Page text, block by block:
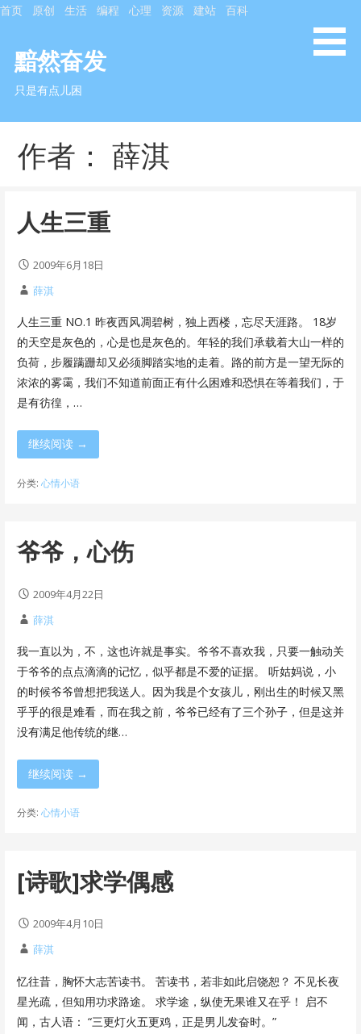
S
首页 原创 生活 编程 心理 资源 建站 百科
黯然奋发
只是有点儿困
作者： 薛淇
人生三重
2009年6月18日
薛淇
人生三重 NO.1 昨夜西风凋碧树，独上西楼，忘尽天涯路。 18岁
的天空是灰色的，心是也是灰色的。年轻的我们承载着大山一样的
负荷，步履蹒跚却又必须脚踏实地的走着。路的前方是一望无际的
浓浓的雾霭，我们不知道前面正有什么困难和恐惧在等着我们，于
是有彷徨，…
继续阅读 →
分类: 心情小语
爷爷，心伤
2009年4月22日
薛淇
我一直以为，不，这也许就是事实。爷爷不喜欢我，只要一触动关
于爷爷的点点滴滴的记忆，似乎都是不爱的证据。 听姑妈说，小
的时候爷爷曾想把我送人。因为我是个女孩儿，刚出生的时候又黑
乎乎的很是难看，而在我之前，爷爷已经有了三个孙子，但是这并
没有满足他传统的继…
继续阅读 →
分类: 心情小语
[诗歌]求学偶感
2009年4月10日
薛淇
忆往昔，胸怀大志苦读书。 苦读书，若非如此启饶恕？ 不见长夜
星光疏，但知用功求路途。 求学途，纵使无果谁又在乎！ 启不
闻，古人语： “三更灯火五更鸡，正是男儿发奋时。”